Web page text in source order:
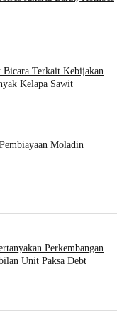
Terkait Kebijakan
Kelapa Sawit
Moladin
Perkembangan
Unit Paksa Debt